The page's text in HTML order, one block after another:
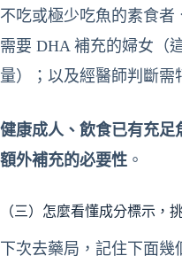
不吃或極少吃魚的素食者
需要 DHA 補充的婦女（
量）；以及經醫師判斷需
健康成人、飲食已有充足
額外補充的必要性 。
（三）怎麼看懂成分標示，
下次去藥局，記住下面幾